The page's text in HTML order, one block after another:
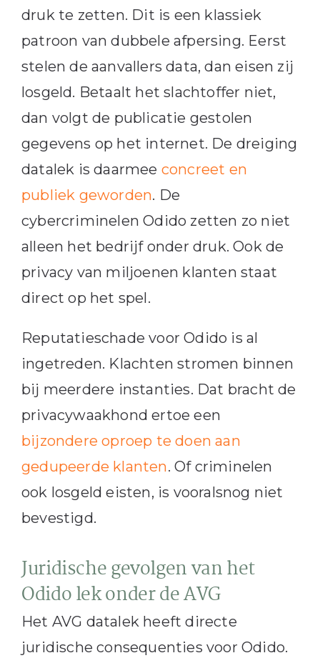
druk te zetten. Dit is een klassiek
patroon van dubbele afpersing. Eerst
stelen de aanvallers data, dan eisen zij
losgeld. Betaalt het slachtoffer niet,
dan volgt de publicatie gestolen
gegevens op het internet. De dreiging
datalek is daarmee concreet en
publiek geworden. De
cybercriminelen Odido zetten zo niet
alleen het bedrijf onder druk. Ook de
privacy van miljoenen klanten staat
direct op het spel.
Reputatieschade voor Odido is al
ingetreden. Klachten stromen binnen
bij meerdere instanties. Dat bracht de
privacywaakhond ertoe een
bijzondere oproep te doen aan
gedupeerde klanten. Of criminelen
ook losgeld eisten, is vooralsnog niet
bevestigd.
Juridische gevolgen van het
Odido lek onder de AVG
Het AVG datalek heeft directe
juridische consequenties voor Odido.